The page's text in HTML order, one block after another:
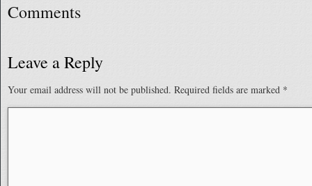
Comments
Leave a Reply
Your email address will not be published. Required fields are marked *